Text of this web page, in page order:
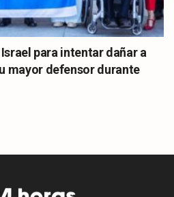
para intentar dañar a
mayor defensor durante